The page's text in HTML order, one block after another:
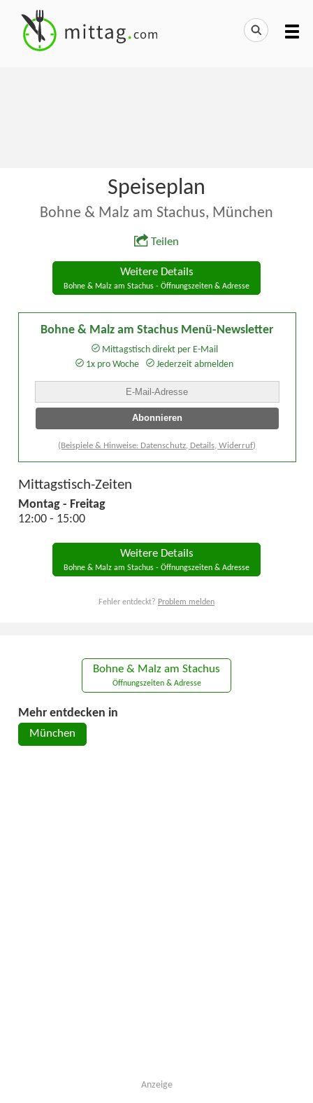
Speiseplan
Bohne & Malz am Stachus, München
Teilen
Weitere Details
Bohne & Malz am Stachus - Öffnungszeiten & Adresse
Bohne & Malz am Stachus Menü-Newsletter
Mittagstisch direkt per E-Mail
1x pro Woche
Jederzeit abmelden
(Beispiele & Hinweise: Datenschutz, Details, Widerruf)
Mittagstisch-Zeiten
Montag - Freitag
12:00 - 15:00
Weitere Details
Bohne & Malz am Stachus - Öffnungszeiten & Adresse
Fehler entdeckt? Problem melden
Bohne & Malz am Stachus
Öffnungszeiten & Adresse
Mehr entdecken in
München
Anzeige